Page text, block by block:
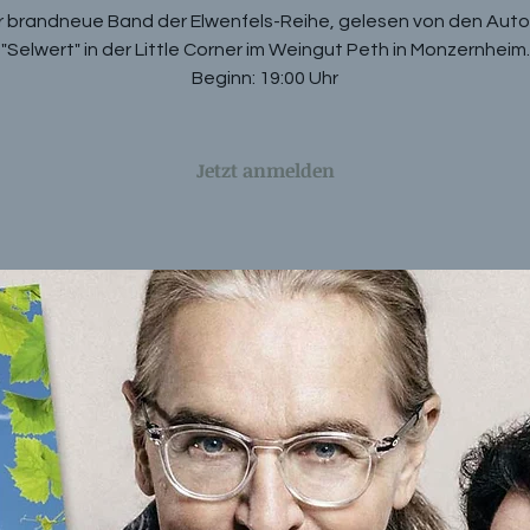
brandneue Band der Elwenfels-Reihe, gelesen von den
"Selwert" in der Little Corner im Weingut Peth in Monzernheim.
Beginn: 19:00 Uhr
Jetzt anmelden